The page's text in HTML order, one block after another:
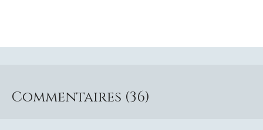
Commentaires (36)